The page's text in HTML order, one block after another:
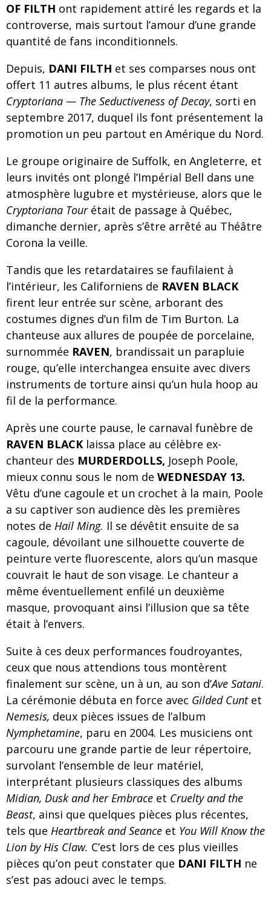
OF FILTH ont rapidement attiré les regards et la
controverse, mais surtout l’amour d’une grande
quantité de fans inconditionnels.
Depuis, DANI FILTH et ses comparses nous ont
offert 11 autres albums, le plus récent étant
Cryptoriana — The Seductiveness of Decay, sorti en
septembre 2017, duquel ils font présentement la
promotion un peu partout en Amérique du Nord.
Le groupe originaire de Suffolk, en Angleterre, et
leurs invités ont plongé l’Impérial Bell dans une
atmosphère lugubre et mystérieuse, alors que le
Cryptoriana Tourétait de passage à Québec,
dimanche dernier, après s’être arrêté au Théâtre
Corona la veille.
Tandis que les retardataires se faufilaient à
l’intérieur, les Californiens de RAVEN BLACK
firent leur entrée sur scène, arborant des
costumes dignes d’un film de Tim Burton. La
chanteuse aux allures de poupée de porcelaine,
surnommée RAVEN, brandissait un parapluie
rouge, qu’elle interchangea ensuite avec divers
instruments de torture ainsi qu’un hula hoop au
fil de la performance.
Après une courte pause, le carnaval funèbre de
RAVEN BLACKlaissa place au célèbre ex-
chanteur des MURDERDOLLS, Joseph Poole,
mieux connu sous le nom de WEDNESDAY 13.
Vêtu d’une cagoule et un crochet à la main, Poole
a su captiver son audience dès les premières
notes de Hail Ming. Il se dévêtit ensuite de sa
cagoule, dévoilant une silhouette couverte de
peinture verte fluorescente, alors qu’un masque
couvrait le haut de son visage. Le chanteur a
même éventuellement enfilé un deuxième
masque, provoquant ainsi l’illusion que sa tête
était à l’envers.
Suite à ces deux performances foudroyantes,
ceux que nous attendions tous montèrent
finalement sur scène, un à un, au son d’Ave Satani.
La cérémonie débuta en force avec Gilded Cunt et
Nemesis, deux pièces issues de l’album
Nymphetamine, paru en 2004. Les musiciens ont
parcouru une grande partie de leur répertoire,
survolant l’ensemble de leur matériel,
interprétant plusieurs classiques des albums
Midian, Dusk and her Embrace et Cruelty and the
Beast, ainsi que quelques pièces plus récentes,
tels que Heartbreak and Seance et You Will Know the
Lion by His Claw. C’est lors de ces plus vieilles
pièces qu’on peut constater que DANI FILTH ne
s’est pas adouci avec le temps.